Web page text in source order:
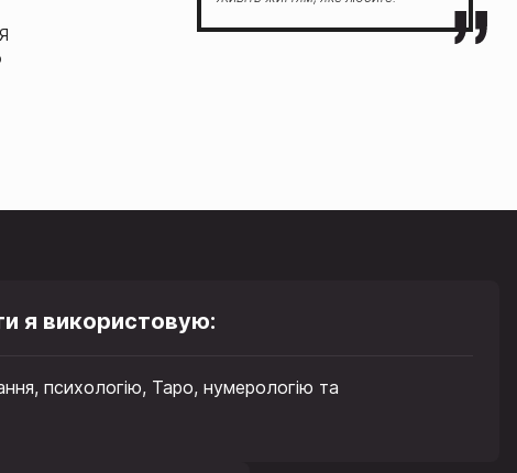
я використовую:
психологію, Таро, нумерологію та